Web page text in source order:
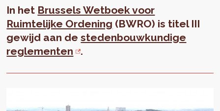
In het Brussels Wetboek voor
Ruimtelijke Ordening (BWRO) is titel III
gewijd aan destedenbouwkundige
reglementen
.